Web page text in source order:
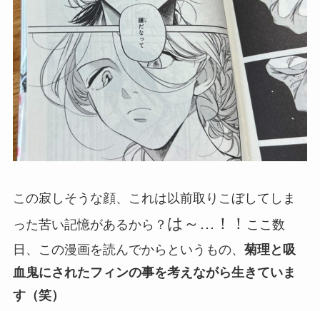
この寂しそうな顔、これは以前取りこぼしてしま
った苦い記憶があるから？ は～…！！ ここ数
日、この漫画を読んでからというもの、 菊理と吸
血鬼にされたフィンの事を考えながら生きていま
す（笑）